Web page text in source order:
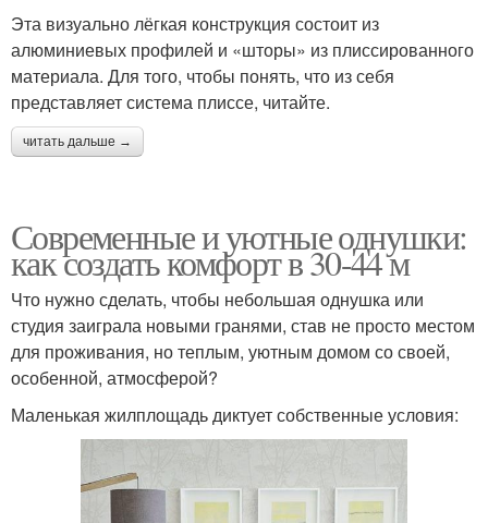
Эта визуально лёгкая конструкция состоит из
алюминиевых профилей и «шторы» из плиссированного
материала. Для того, чтобы понять, что из себя
представляет система плиссе, читайте.
читать дальше →
Современные и уютные однушки:
как создать комфорт в 30-44 м
Что нужно сделать, чтобы небольшая однушка или
студия заиграла новыми гранями, став не просто местом
для проживания, но теплым, уютным домом со своей,
особенной, атмосферой?
Маленькая жилплощадь диктует собственные условия: